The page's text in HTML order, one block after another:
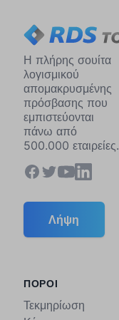
Η πλήρης σουίτα
λογισμικού
απομακρυσμένης
πρόσβασης που
εμπιστεύονται
πάνω από
500.000 εταιρείες.
Λήψη
ΠΟΡΟΙ
Τεκμηρίωση